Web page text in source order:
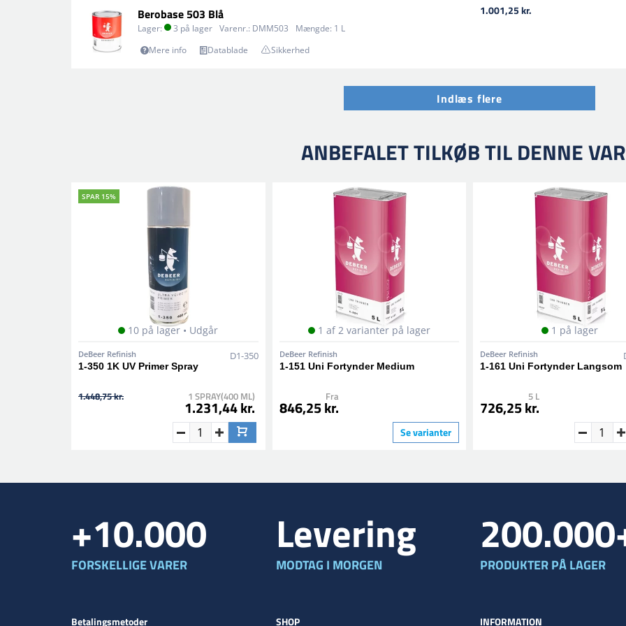
Berobase 503 Blå
Lager: 3 på lager Varenr.: DMM503 Mængde: 1 L
Mere info
Datablade Sikkerhed
1.001,25 kr.
Indlæs flere
ANBEFALET TILKØB TIL DENNE
SPAR 15%
10 på lager • Udgår
DeBeer Refinish D1-350
1-350 1K UV Primer Spray
1.448,75 kr. 1 SPRAY(400 ML)
1.231,44 kr.
1 af 2 varianter på lager
DeBeer Refinish
1-151 Uni Fortynder Medium
Fra
846,25 kr.
Se varianter
1 på lager
DeBeer Refinish
1-161 Uni Fortynder Langsom
5 L
726,25 kr.
+10.000
FORSKELLIGE VARER
Levering
MODTAG I MORGEN PRODUKTER PÅ LAGER
Betalingsmetoder SHOP INFORMATION